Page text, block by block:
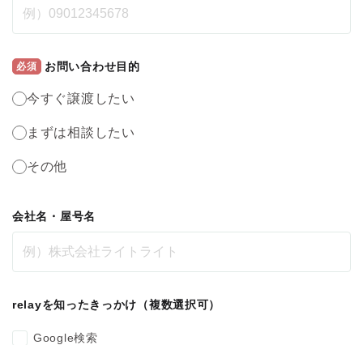
必須 お問い合わせ目的
今すぐ譲渡したい
まずは相談したい
その他
会社名・屋号名
relayを知ったきっかけ （複数選択可）
Google検索